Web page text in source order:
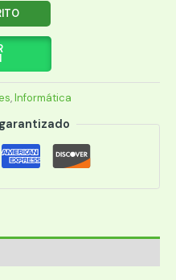
,Informática